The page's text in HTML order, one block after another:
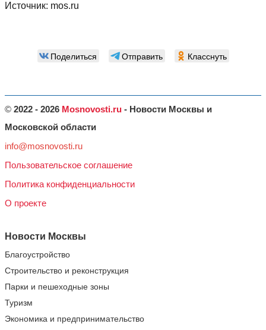
Источник: mos.ru
Поделиться Отправить Класснуть
© 2022 - 2026 Mosnovosti.ru - Новости Москвы и
Московской области
info@mosnovosti.ru
Пользовательское соглашение
Политика конфиденциальности
О проекте
Новости Москвы
Благоустройство
Строительство и реконструкция
Парки и пешеходные зоны
Туризм
Экономика и предпринимательство